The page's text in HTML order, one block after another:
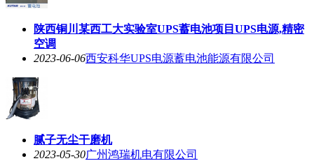
陕西铜川某西工大实验室UPS蓄电池项目UPS电源,精密
空调
2023-06-06西安科华UPS电源蓄电池能源有限公司
腻子无尘干磨机
2023-05-30广州鸿瑞机电有限公司